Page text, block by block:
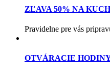
ZĽAVA 50% NA
Pravidelne pre vás
OTVÁRACIE